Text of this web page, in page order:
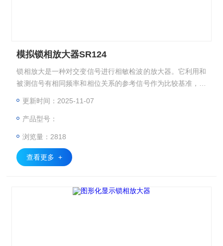
模拟锁相放大器SR124
锁相放大是一种对交变信号进行相敏检波的放大器。它利用和
被测信号有相同频率和相位关系的参考信号作为比较基准，只
噪比。此外，锁相放大器有很高的检测灵敏度，信号处理比较
设计
更新时间：2025-11-07
产品型号：
浏览量：2818
查看更多 +